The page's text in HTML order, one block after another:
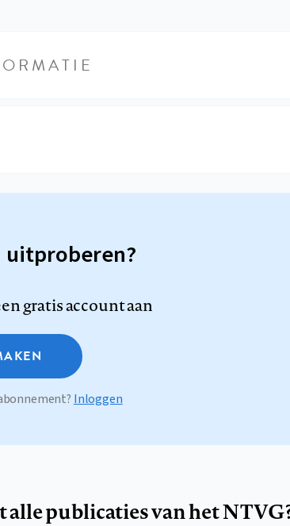
uitproberen?
gratis account aan
Inloggen
publicaties van het